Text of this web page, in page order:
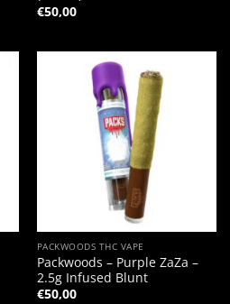
€50,00
PACKWOODS THC VAPE
Packwoods – Purple ZaZa –
2.5g Infused Blunt
€50,00